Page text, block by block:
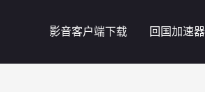
影音客户端下载 回国加速